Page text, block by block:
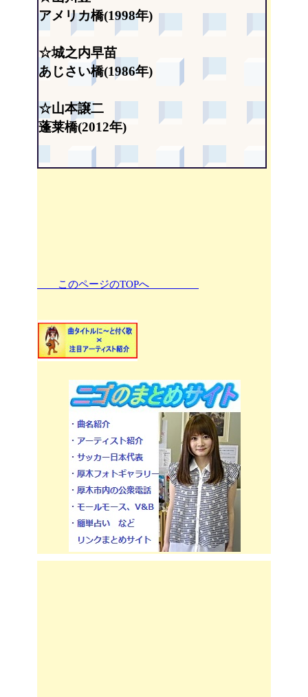
アメリカ橋(1998年)
☆城之内早苗
あじさい橋(1986年)
☆山本譲二
蓬莱橋(2012年)
このページのTOPへ